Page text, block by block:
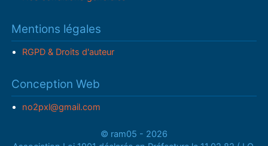
Mentions légales
RGPD & Droits d'auteur
Conception Web
no2pxl@gmail.com
© ram05 - 2026